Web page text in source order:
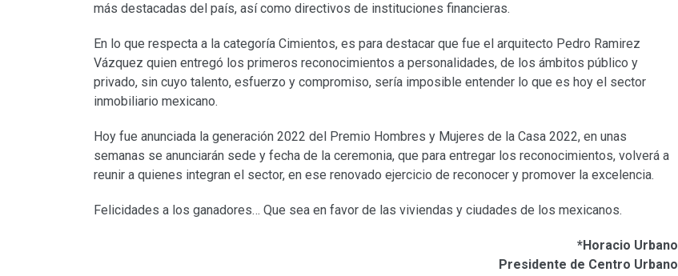
más destacadas del país, así como directivos de instituciones financieras.
En lo que respecta a la categoría Cimientos, es para destacar que fue el arquitecto Pedro Ramirez
Vázquez quien entregó los primeros reconocimientos a personalidades, de los ámbitos público y
privado, sin cuyo talento, esfuerzo y compromiso, sería imposible entender lo que es hoy el sector
inmobiliario mexicano.
Hoy fue anunciada la generación 2022 del Premio Hombres y Mujeres de la Casa 2022, en unas
semanas se anunciarán sede y fecha de la ceremonia, que para entregar los reconocimientos, volverá a
reunir a quienes integran el sector, en ese renovado ejercicio de reconocer y promover la excelencia.
Felicidades a los ganadores… Que sea en favor de las viviendas y ciudades de los mexicanos.
*Horacio Urbano
Presidente de Centro Urbano